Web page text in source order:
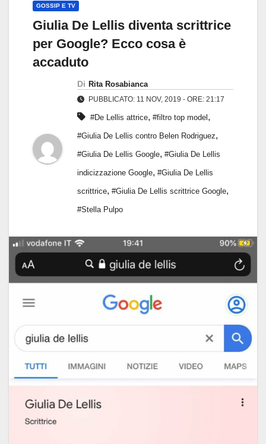
GOSSIP E TV
Giulia De Lellis diventa scrittrice
per Google? Ecco cosa è
accaduto
Di Rita Rosabianca
PUBBLICATO: 11 NOV, 2019 - ORE: 21:17
#De Lellis attrice, #filtro top model ,
#Giulia De Lellis contro Belen Rodriguez,
#Giulia De Lellis Google, #Giulia De Lellis
indicizzazione Google, #Giulia De Lellis
scrittrice, #Giulia De Lellis scrittrice Google,
#Stella Pulpo